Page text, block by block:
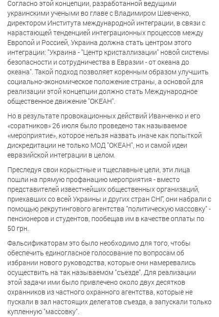
Согласно этой концепции, разработанной ведущими
украинскими учеными во главе с Владимиром Шевченко,
директором Института международной интеграции, в связи с
нарастающей тенденцией интеграционных процессов между
Европой и Россией, Украина должна стать центром этого
интеграции: "Украина - "Центр кристаллизации" новой системы
безопасности и сотрудничества в Евразии - от океана до
океана". Такой подход позволяет коренным образом улучшить
социально-экономическое положение страны, а основой для
реализации этой концепции должно стать Международное
общественное движение "ОКЕАН".
Но в результате провокационных действий Иванченко и его
«соратников» 26 июля было проведено так называемое
«мероприятие», которое нельзя назвать иначе как попыткой
дискредитации не только МОД "ОКЕАН", но и самой идеи
евразийской интеграции в целом.
Преследуя свои корыстные и тщеславные цели, эти лица
пошли на прямую профанацию мероприятия - вместо
представителей известнейших общественных организаций,
приехавших со всей Украины и других стран СНГ, они набрали с
помощью рекрутингового агентства "политическую массовку" -
пенсионеров и студентов, пообещав им в качестве оплаты по
50 грн.
Фальсификаторам это было необходимо для того, чтобы
обеспечить единогласное голосование по вопросам об
избрании нового руководства, которые они намеревались
осуществить на так называемом "съезде". Для реализации
этой задачи ими было привлечено около двух десятков
охранников из частного охранного агентства, которые не
пускали в зал настоящих делегатов съезда, а запускали только
купленную "массовку".